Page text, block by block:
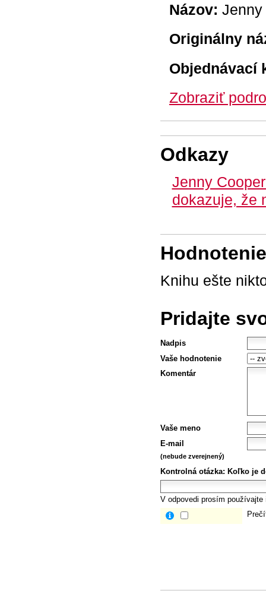
Názov: Jenny
Originálny
Objednávací
Zobraziť
Odkazy
Jenny
dokazuje, že
Knihu ešte
Pridajte
Nadpis
Vaše hodnotenie
Komentár
Vaše meno
E-mail
(nebude zverejnený)
Kontrolná otázka: Koľko je
V odpovedi prosím